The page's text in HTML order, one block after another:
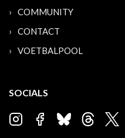
COMMUNITY
CONTACT
VOETBALPOOL
SOCIALS